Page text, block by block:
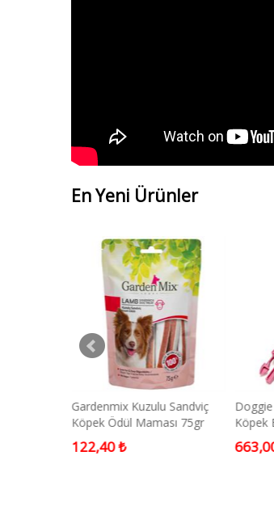
En Yeni Ürünler
Gardenmix Kuzulu Sandviç
Köpek Ödül Maması 75gr
122,40 ₺
Köpek